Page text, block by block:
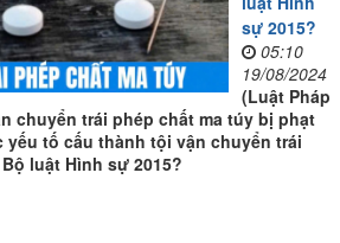
sự 2015?
05:10
19/08/2024
(Luật Pháp
chuyển trái phép chất ma túy bị phạt
yếu tố cấu thành tội vận chuyển trái
luật Hình sự 2015?